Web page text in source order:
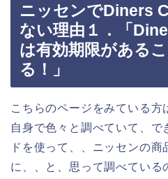
ニッセンでDiners
ない理由１．「
は有効期限がある
る！」
こちらのページをみている方
自身で色々と調べていて、
ドを使って、、ニッセンの
に、、と、思って調べている